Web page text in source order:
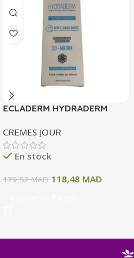
ECLADERM HYDRADERM
INTENSE 72H 50 ML
CREMES JOUR
En stock
179,52MAD 118,48 MAD